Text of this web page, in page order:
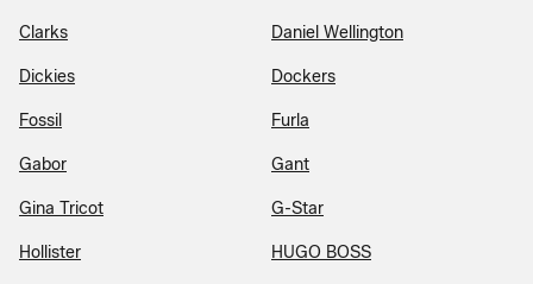
Clarks Daniel Wellington
Dickies Dockers
Fossil Furla
Gabor Gant
Gina Tricot G-Star
Hollister HUGO BOSS